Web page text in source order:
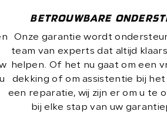
BETROUWBARE
Onze garantie wordt
team van experts dat altijd
helpen. Of het nu gaat om een
dekking of om assistentie bij
een reparatie, wij zijn er om u te
bij elke stap van uw